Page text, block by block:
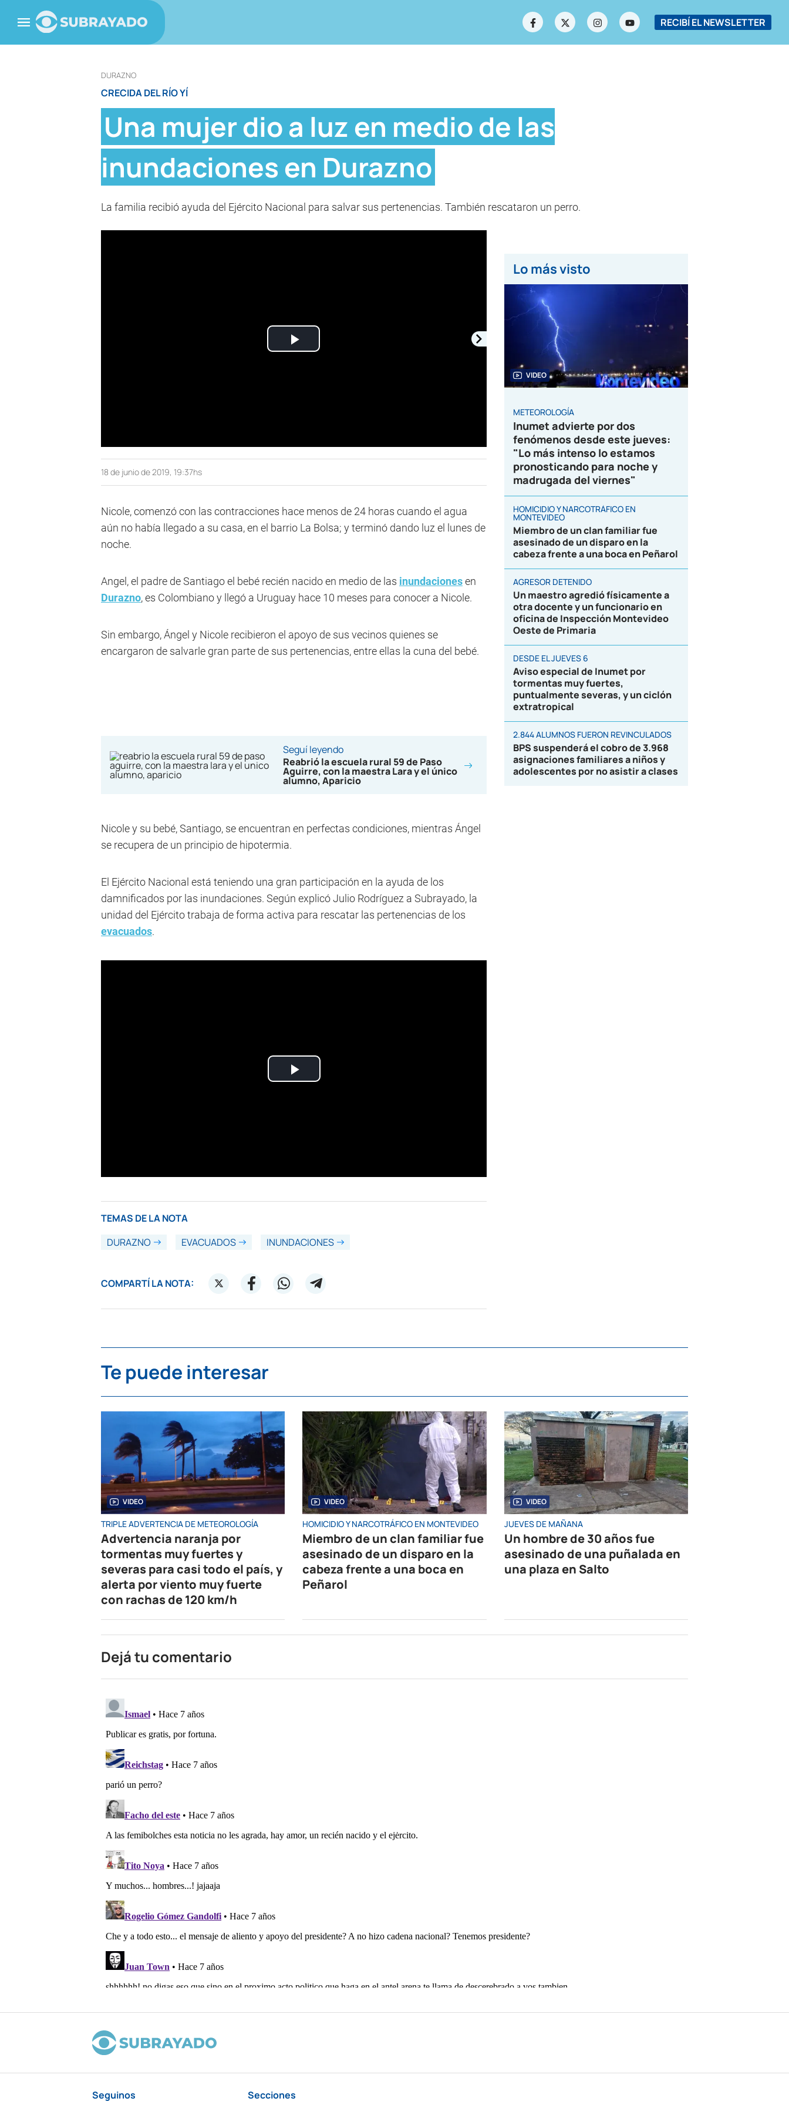
RECIBÍ EL NEWSLETTER
DURAZNO
CRECIDA DEL RÍO YÍ
Una mujer dio a luz en medio de las
inundaciones en Durazno
La familia recibió ayuda del Ejército Nacional para salvar sus pertenencias. También rescataron un perro.
Play
18 de junio de 2019, 19:37hs
Nicole, comenzó con las contracciones hace menos de 24 horas cuando el agua
aún no había llegado a su casa, en el barrio La Bolsa; y terminó dando luz el lunes de
noche.
Angel, el padre de Santiago el bebé recién nacido en medio de las inundacionesen
Durazno, es Colombiano y llegó a Uruguay hace 10 meses para conocer a Nicole.
Sin embargo, Ángel y Nicole recibieron el apoyo de sus vecinos quienes se
encargaron de salvarle gran parte de sus pertenencias, entre ellas la cuna del bebé.
Seguí leyendo
Reabrió la escuela rural 59 de Paso
Aguirre, con la maestra Lara y el único
alumno, Aparicio
Nicole y su bebé, Santiago, se encuentran en perfectas condiciones, mientras Ángel
se recupera de un principio de hipotermia.
El Ejército Nacional está teniendo una gran participación en la ayuda de los
damnificados por las inundaciones. Según explicó Julio Rodríguez a Subrayado, la
unidad del Ejército trabaja de forma activa para rescatar las pertenencias de los
evacuados.
TEMAS DE LA NOTA
DURAZNO
EVACUADOS INUNDACIONES
COMPARTÍ LA NOTA:
Lo más visto
VIDEO
METEOROLOGÍA
Inumet advierte por dos
fenómenos desde este jueves:
"Lo más intenso lo estamos
pronosticando para noche y
madrugada del viernes"
HOMICIDIO Y NARCOTRÁFICO EN
MONTEVIDEO
Miembro de un clan familiar fue
asesinado de un disparo en la
cabeza frente a una boca en Peñarol
AGRESOR DETENIDO
Un maestro agredió físicamente a
otra docente y un funcionario en
oficina de Inspección Montevideo
Oeste de Primaria
DESDE EL JUEVES 6
Aviso especial de Inumet por
tormentas muy fuertes,
puntualmente severas, y un ciclón
extratropical
2.844 ALUMNOS FUERON REVINCULADOS
BPS suspenderá el cobro de 3.968
asignaciones familiares a niños y
adolescentes por no asistir a clases
Te puede interesar
VIDEO
TRIPLE ADVERTENCIA DE METEOROLOGÍA
Advertencia naranja por
tormentas muy fuertes y
severas para casi todo el país, y
alerta por viento muy fuerte
con rachas de 120 km/h
VIDEO
HOMICIDIO Y NARCOTRÁFICO EN MONTEVIDEO
Miembro de un clan familiar fue
asesinado de un disparo en la
cabeza frente a una boca en
Peñarol
VIDEO
JUEVES DE MAÑANA
Un hombre de 30 años fue
asesinado de una puñalada en
una plaza en Salto
Dejá tu comentario
Seguinos Secciones